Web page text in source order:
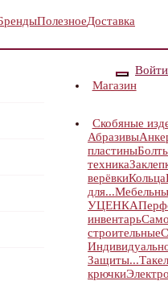
ПолезноеДоставка
Войти
Магазин
Скобяные
Абразивы
пластины
техника
верёвкиКольца
для...
УЦЕНКА
инвентарь
строительные
Защиты...
крючки